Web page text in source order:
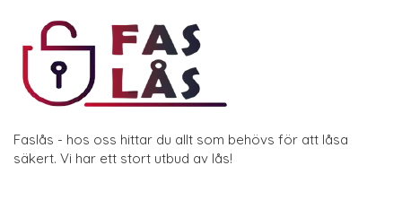
Faslås - hos oss hittar du allt som behövs för att låsa
säkert. Vi har ett stort utbud av lås!